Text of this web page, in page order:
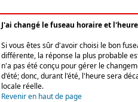
J'ai changé le fuseau horaire et
Si vous êtes sûr d'avoir choisi le bon
différente, la réponse la plus probable
n'a pas été conçu pour gérer le
d'été; donc, durant l'été, l'heure sera
locale réelle.
Revenir en haut de page